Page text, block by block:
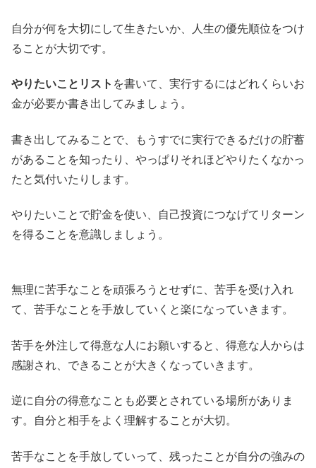
自分が何を大切にして生きたいか、人生の優先順位をつけ
ることが大切です。
やりたいことリスト を書いて、実行するにはどれくらいお
金が必要か書き出してみましょう。
書き出してみることで、もうすでに実行できるだけの貯蓄
があることを知ったり、やっぱりそれほどやりたくなかっ
たと気付いたりします。
やりたいことで貯金を使い、自己投資につなげてリターン
を得ることを意識しましょう。
無理に苦手なことを頑張ろうとせずに、苦手を受け入れ
て、苦手なことを手放していくと楽になっていきます。
苦手を外注して得意な人にお願いすると、得意な人からは
感謝され、できることが大きくなっていきます。
逆に自分の得意なことも必要とされている場所がありま
す。自分と相手をよく理解することが大切。
苦手なことを手放していって、残ったことが自分の強みの